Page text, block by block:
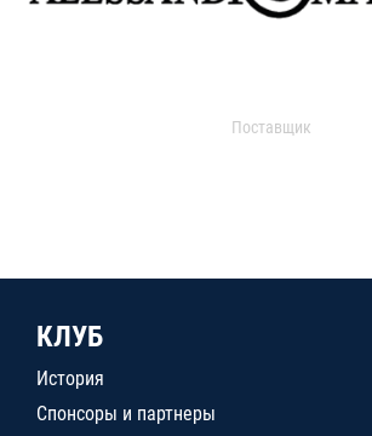
Поставщик
КЛУБ
История
Спонсоры и партнеры